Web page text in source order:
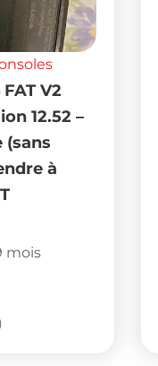
V2
12.52 –
(sans
à
mois